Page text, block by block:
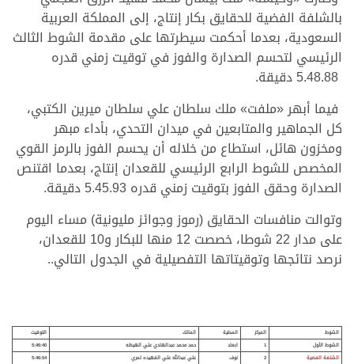
بالشلفة الفضية للحقايق بكار إنتاج، إلى المملكة العربية
السعودية، بعدما أحكمت سيطرتها على مقدمة الشوط الثالث
الرئيسي لتحسم الصدارة والفوز في توقيت زمني قدره
فيما أبهر «ملفت» ملك سلطان علي سلطان ميرين الكتبي،
كل الجماهير والمتابعين في ميدان التحدي، بأداء مبهر
ومخزون هائل، استطاع من خلاله أن يحسم الفوز بالرمز القوي
المخصص للشوط الرابع الرئيسي للقعدان إنتاج، بعدما اقتنص
الصدارة وحقق الفوز بتوقيت زمني قدره 5.45.93 دقيقة.
وتوالت منافسات الحقايق (رموز وجوائز مليونية) مساء اليوم
على مدار 22 شوطا، خصصت 12 منها للبكار و10 للقعدان،
نرصد نتائجها وتوقيتاتها التفصيلية في الجدول التالي..
الشوط المركز المطية المالك
التوقيت
الشوط الأول
1 ابعاد حمد محمد عبدالهادي علي الهيظه
5:46:40
الشلفة الفضية
2 نوف علي عبدالله علي الفهيده لمري
5:46:54